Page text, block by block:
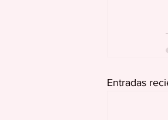
Entradas